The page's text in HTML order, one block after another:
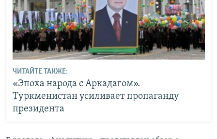
ЧИТАЙТЕ ТАКЖЕ:
«Эпоха народа с Аркадагом».
Туркменистан усиливает пропаганду
президента